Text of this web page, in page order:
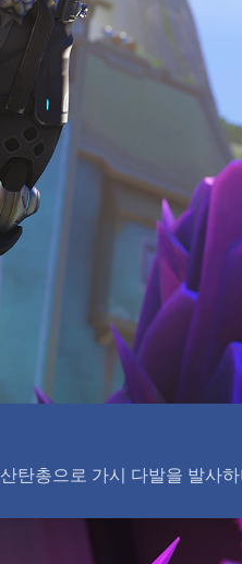
총으로 가시 다발을 발사